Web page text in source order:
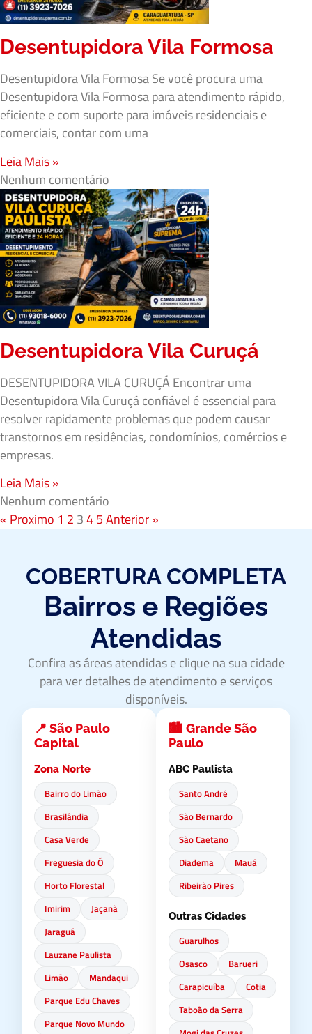
Desentupidora Vila Formosa
Desentupidora Vila Formosa Se você procura uma
Desentupidora Vila Formosa para atendimento rápido,
eficiente e com suporte para imóveis residenciais e
comerciais, contar com uma
Leia Mais »
Nenhum comentário
Desentupidora Vila Curuçá
DESENTUPIDORA VILA CURUÇÁ Encontrar uma
Desentupidora Vila Curuçá confiável é essencial para
resolver rapidamente problemas que podem causar
transtornos em residências, condomínios, comércios e
empresas.
Leia Mais »
Nenhum comentário
« Proximo 1 2 345Anterior »
COBERTURA COMPLETA
Bairros e Regiões
Atendidas
Confira as áreas atendidas e clique na sua cidade
para ver detalhes de atendimento e serviços
disponíveis.
📍 São Paulo
Capital
Zona Norte
Bairro do Limão
Brasilândia
Casa Verde
Freguesia do Ó
Horto Florestal
Imirim
Jaçanã
Jaraguá
Lauzane Paulista
Limão
Mandaqui
Parque Edu Chaves
Parque Novo Mundo
🏙️ Grande São
Paulo
ABC Paulista
Santo André
São Bernardo
São Caetano
Diadema
Mauá
Ribeirão Pires
Outras Cidades
Guarulhos
Osasco
Barueri
Carapicuíba
Cotia
Taboão da Serra